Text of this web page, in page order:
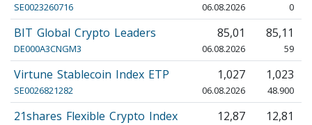
SE0023260716 06.08.2026 0
BIT Global Crypto Leaders
DE000A3CNGM3
85,01
06.08.2026
85,11
59
Virtune Stablecoin Index ETP
SE0026821282
1,027
06.08.2026
1,023
48.900
21shares Flexible Crypto Index 12,87 12,81